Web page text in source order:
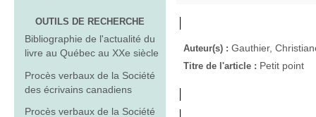
OUTILS DE RECHERCHE
Bibliographie de l'actualité du
livre au Québec au XXe siècle
Procès verbaux de la Société
des écrivains canadiens
Procès verbaux de la Société
Auteur(s) : Gauthier,
Titre de l'article : Petit point